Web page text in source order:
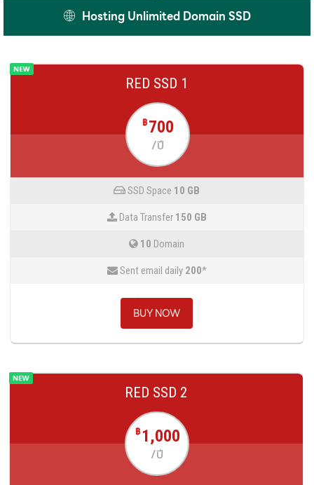
Hosting Unlimited Domain SSD
RED SSD 1
฿ 700
/ปี
SSD Space 10 GB
Data Transfer 150 GB
10 Domain
Sent email daily 200*
BUY NOW
RED SSD 2
฿ 1,000
/ปี